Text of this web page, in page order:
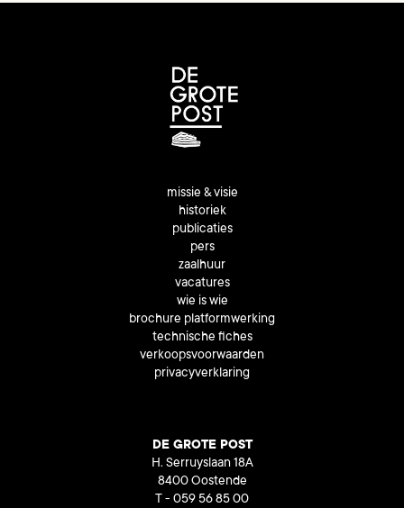
missie & visie
historiek
publicaties
pers
zaalhuur
vacatures
wie is wie
brochure platformwerking
technische fiches
verkoopsvoorwaarden
privacyverklaring
DE GROTE POST
H. Serruyslaan 18A
8400 Oostende
T - 059 56 85 00